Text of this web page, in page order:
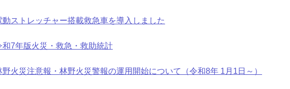
動ストレッチャー搭載救急車を導入しました
和7年版火災・救急・救助統計
野火災注意報・林野火災警報の運用開始について（令和8年 1月1日～）